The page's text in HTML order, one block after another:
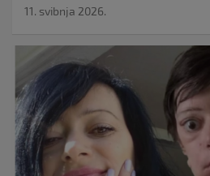
11. svibnja 2026.